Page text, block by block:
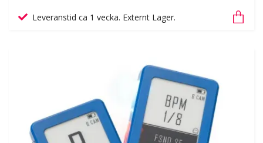
Leveranstid ca 1 vecka. Externt Lager.